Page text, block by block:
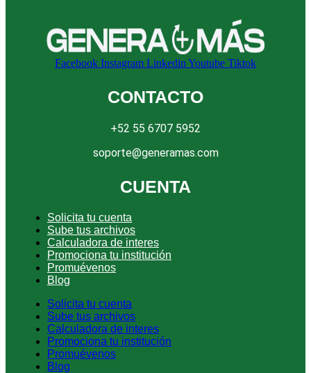
Facebook Instagram LinkedinYoutube Tiktok
CONTACTO
+52 55 6707 5952
soporte@generamas.com
CUENTA
Solicita tu cuenta
Sube tus archivos
Calculadora de interes
Promociona tu institución
Promuévenos
Blog
Solicita tu cuenta
Sube tus archivos
Calculadora de interes
Promociona tu institución
Promuévenos
Blog